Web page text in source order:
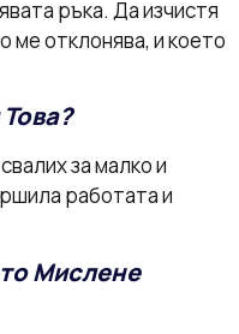
ръка. Да изчистя
ме отклонява, и което
за малко и
работата и
Мислене